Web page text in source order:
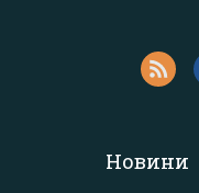
Новини